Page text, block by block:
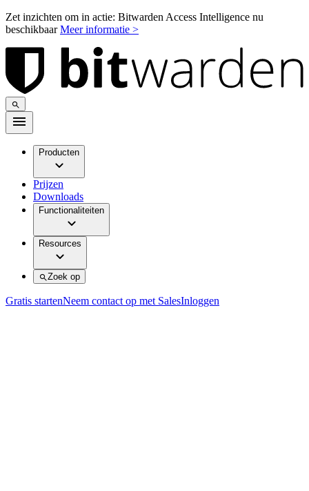
Zet inzichten om in actie: Bitwarden Access Intelligence nu
beschikbaarMeer informatie >
Producten
Prijzen
Downloads
Functionaliteiten
Resources
Zoek op
Gratis startenNeem contact op met SalesInloggen